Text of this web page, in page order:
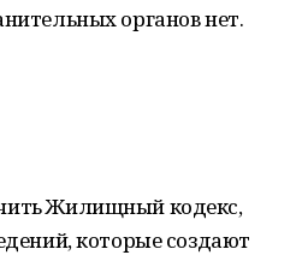
органов нет.
Жилищный кодекс,
которые создают